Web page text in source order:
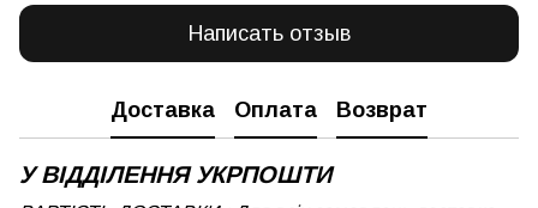
Написать отзыв
Доставка Оплата Возврат
У ВІДДІЛЕННЯ УКРПОШТИ